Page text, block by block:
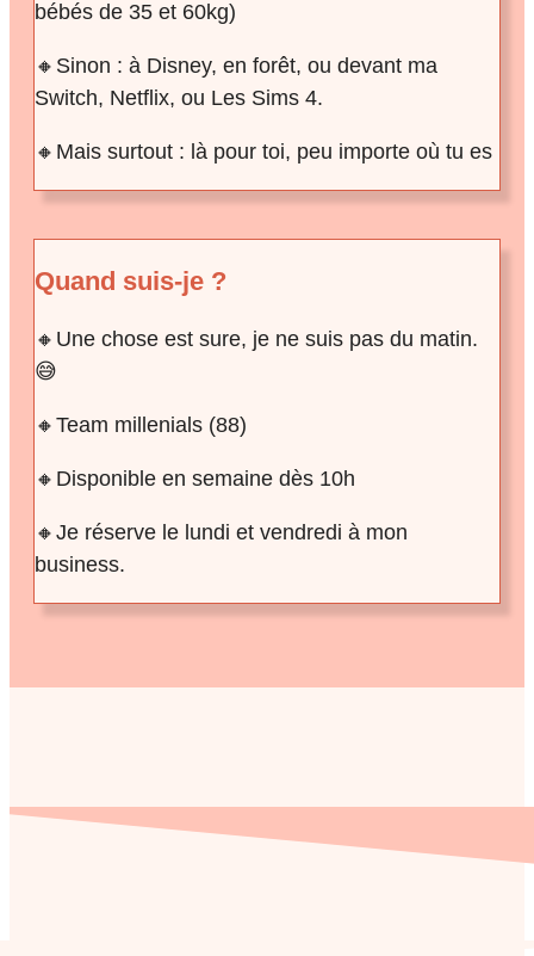
bébés de 35 et 60kg)
🔸Sinon : à Disney, en forêt, ou devant ma
Switch, Netflix, ou Les Sims 4.
🔸Mais surtout : là pour toi, peu importe où tu es
Quand suis-je ?
🔸Une chose est sure, je ne suis pas du matin.
😅
🔸Team millenials (88)
🔸Disponible en semaine dès 10h
🔸Je réserve le lundi et vendredi à mon
business.